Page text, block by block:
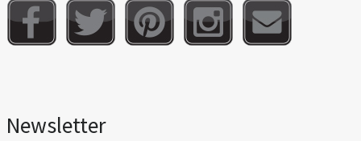
Newsletter